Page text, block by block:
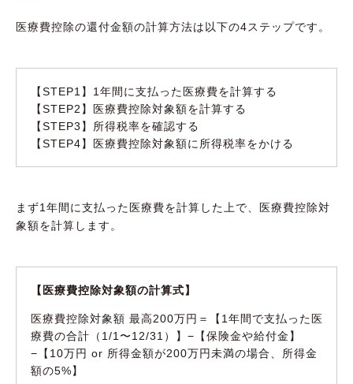
医療費控除の還付金額の計算方法は以下の4ステップです。
【STEP1】1年間に支払った医療費を計算する
【STEP2】医療費控除対象額を計算する
【STEP3】所得税率を確認する
【STEP4】医療費控除対象額に所得税率をかける
まず1年間に支払った医療費を計算した上で、医療費控除対
象額を計算します。
【医療費控除対象額の計算式】
医療費控除対象額 最高200万円＝【1年間で支払った医
療費の合計（1/1〜12/31）】−【保険金や給付金】
−【10万円 or 所得金額が200万円未満の場合、所得金
額の5%】